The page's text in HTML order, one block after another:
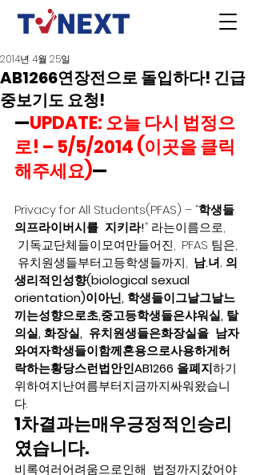
AB1266연장전으로 돌입하다! 긴급
중보기도 요청!
2014년 4월 25일
—UPDATE: 오늘 다시 법정으
로! – 5/5/2014 (이곳을 클릭
해주세요)—
Privacy for All Students(PFAS) – “학생들
의프라이버시를  지키라!” 라는이름으로,
기독교단체들이모여만들어진,  PFAS 팀은,
유치원생들부터고등학생들까지, 남.녀. 의
생리적인성향(biological sexual
orientation)이아닌, 학생들이그날그날느
끼는성향으로초,중고등학생들은샤워실, 탈
의실, 화장실,  유치원생들은화장실을  남자
와여자학생들이함께혼용으로사용하게허
락하는황당스런법안인AB1266 을폐지하기
위하여지난여름부터지금까지싸워왔습니
다.
1차결과는매우긍정적인승리
였습니다.
비록여러어려움으로인해  법정까지갔어야